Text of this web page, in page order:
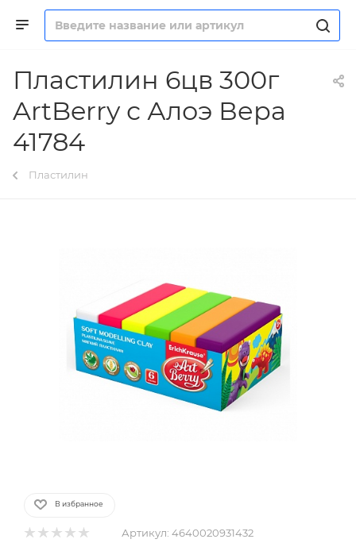
Пластилин 6цв 300г
ArtBerry с Алоэ Вера
41784
Пластилин
В избранное
Артикул: 4640020931432